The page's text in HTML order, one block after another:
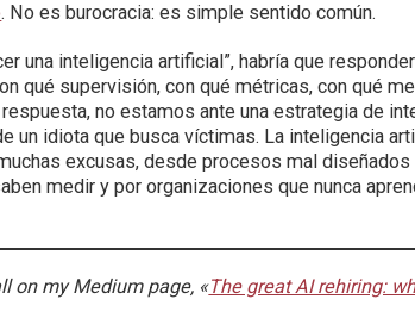
. No es burocracia: es simple sentido común.
una inteligencia artificial”, habría que
qué supervisión, con qué métricas, con qué
no estamos ante una estrategia de
un idiota que busca víctimas. La inteligencia
excusas, desde procesos mal diseñados
medir y por organizaciones que nunca
on my Medium page, «The great AI rehiring: